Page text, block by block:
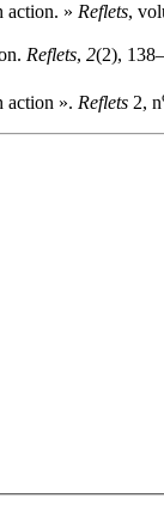
action. » Reflets,
Reflets, 2(2),
action ». Reflets 2, n